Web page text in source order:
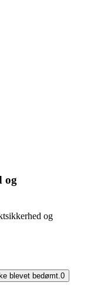
og
og
blevet bedømt. 0